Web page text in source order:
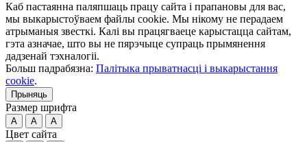
Каб пастаянна паляпшаць працу сайта і прапановы для вас,
мы выкарыстоўваем файлы cookie. Мы нікому не перадаем
атрыманыя звесткі. Калі вы працягваеце карыстацца сайтам,
гэта азначае, што вы не пярэчыце супраць прымянення
дадзенай тэхналогіі.
Больш падрабязна: Палітыка прыватнасці і выкарыстання
cookie.
Прыняць
Размер шрифта
A A A
Цвет сайта